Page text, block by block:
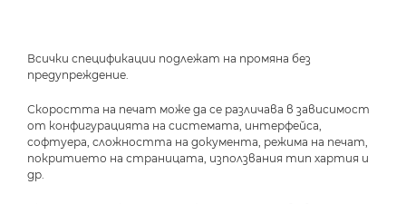
Всички спецификации подлежат на промяна без
предупреждение.
Скоростта на печат може да се различава в зависимост
от конфигурацията на системата, интерфейса,
софтуера, сложността на документа, режима на печат,
покритието на страницата, използвания тип хартия и
др.